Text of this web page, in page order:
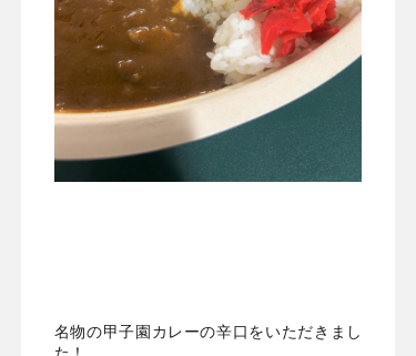
名物の甲子園カレーの辛口をいただきまし